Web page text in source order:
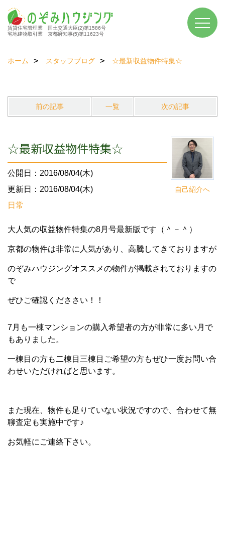
賃貸住宅管理業 国土交通大臣(2)第1586号
宅地建物取引業 京都府知事(5)第11623号
ホーム スタッフブログ ☆最新収益物件特集☆
前の記事 一覧 次の記事
自己紹介へ
☆最新収益物件特集☆
公開日：2016/08/04(木)
更新日：2016/08/04(木)
日常
大人気の収益物件特集の8月号最新版です（＾－＾）
京都の物件は非常に人気があり、高騰してきておりますが
のぞみハウジングオススメの物件が掲載されておりますの
で
ぜひご確認くだささい！！
7月も一棟マンションの購入希望者の方が非常に多い月で
もありました。
一棟目の方も二棟目三棟目ご希望の方もぜひ一度お問い合
わせいただければと思います。
また現在、物件も足りていない状況ですので、合わせて無
聊査定も実施中です♪
お気軽にご連絡下さい。